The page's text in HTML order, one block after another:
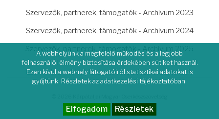
Szervezők, partnerek, támogatók - Archivum 2023
Szervezők, partnerek, támogatók - Archivum 2024
Szervezők, partnerek, támogatók - Archivum 2025
A webhelyünk a megfelelő működés és a legjobb
felhasználói élmény biztosítása érdekében sütiket használ.
Ezen kívül a webhely látogatóiról statisztikai adatokat is
gyűjtünk. Részletek az adatkezelési tájékoztatóban.
Elfogadom Részletek